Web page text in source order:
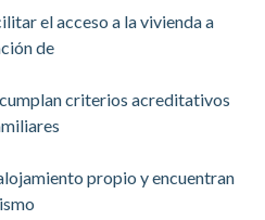
el acceso a la vivienda a
de
criterios acreditativos
propio y encuentran